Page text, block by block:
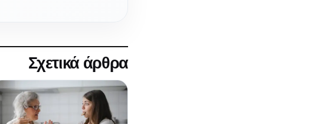
Σχετικά άρθρα